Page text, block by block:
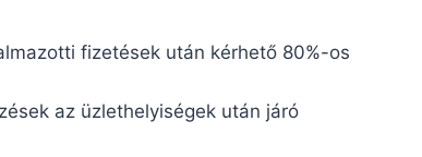
fizetések után kérhető 80%-os
az üzlethelyiségek után járó